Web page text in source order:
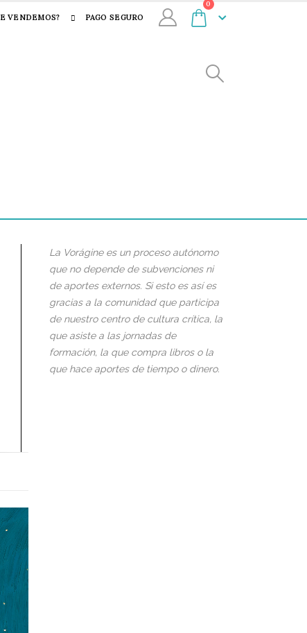
VENDEMOS? PAGO SEGURO
0
La Vorágine es un proceso autónomo
que no depende de subvenciones ni
de aportes externos. Si esto es así es
gracias a la comunidad que participa
de nuestro centro de cultura crítica, la
que asiste a las jornadas de
formación, la que compra libros o la
que hace aportes de tiempo o dinero.